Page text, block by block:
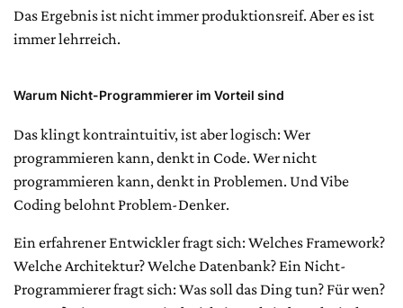
Das Ergebnis ist nicht immer produktionsreif. Aber es ist
immer lehrreich.
Warum Nicht-Programmierer im Vorteil sind
Das klingt kontraintuitiv, ist aber logisch: Wer
programmieren kann, denkt in Code. Wer nicht
programmieren kann, denkt in Problemen. Und Vibe
Coding belohnt Problem-Denker.
Ein erfahrener Entwickler fragt sich: Welches Framework?
Welche Architektur? Welche Datenbank? Ein Nicht-
Programmierer fragt sich: Was soll das Ding tun? Für wen?